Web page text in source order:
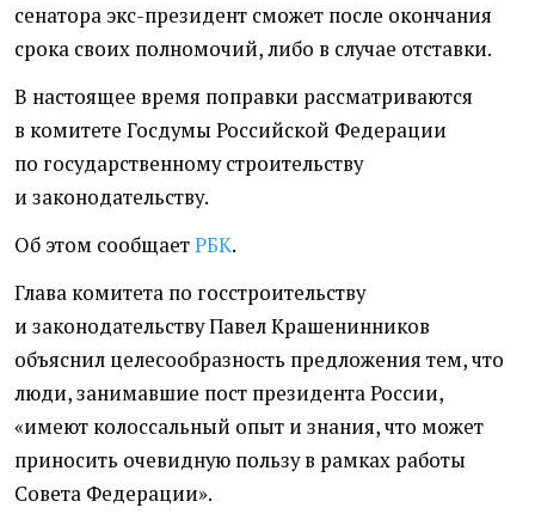
сенатора экс-президент сможет после окончания
срока своих полномочий, либо в случае отставки.
В настоящее время поправки рассматриваются
в комитете Госдумы Российской Федерации
по государственному строительству
и законодательству.
Об этом сообщаетРБК.
Глава комитета по госстроительству
и законодательству Павел Крашенинников
объяснил целесообразность предложения тем, что
люди, занимавшие пост президента России,
«имеют колоссальный опыт и знания, что может
приносить очевидную пользу в рамках работы
Совета Федерации».